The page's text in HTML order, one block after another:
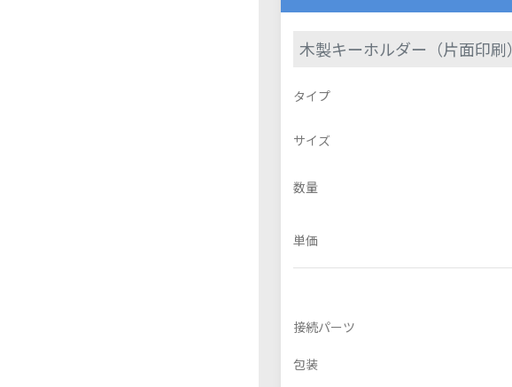
アクリルキーホルダー
木製キーホルダー（片面印刷）
タイプ
サイズ
数量
単価
接続パーツ
包装